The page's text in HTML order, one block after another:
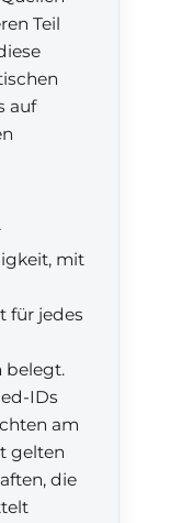
Teil
auf
mit
für jedes
belegt.
IDs
am
gelten
die